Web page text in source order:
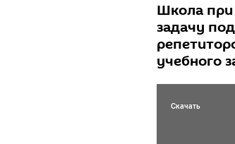
Школа при
задачу
учебного
Скачать